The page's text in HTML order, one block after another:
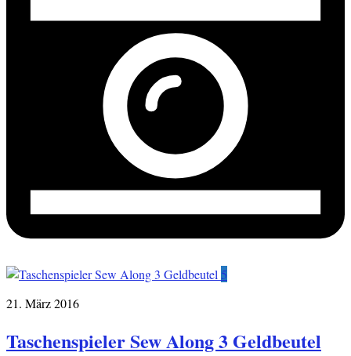
5
21. März 2016
Taschenspieler Sew Along 3 Geldbeutel